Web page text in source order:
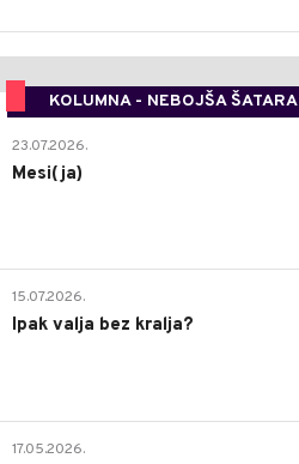
KOLUMNA - NEBOJŠA ŠATARA
23.07.2026.
Mesi(ja)
15.07.2026.
Ipak valja bez kralja?
17.05.2026.